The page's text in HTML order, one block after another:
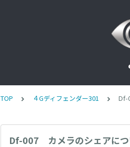
TOP ４Gディフェンダー301 Df-
Df-007 カメラのシェアにつ